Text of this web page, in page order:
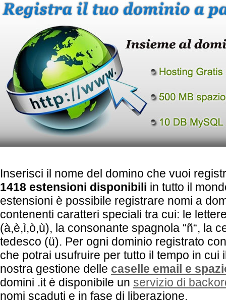
Inserisci il nome del domino che vuoi
1418 estensioni disponibili in tutto il
estensioni è possibile registrare nomi a
contenenti caratteri speciali tra cui: le
(à,è,ì,ò,ù), la consonante spagnola “ñ“, la
tedesco (ü). Per ogni dominio registrato
che potrai usufruire per tutto il tempo in cui
nostra gestione delle caselle email e
domini .it è disponibile un servizio di
nomi scaduti e in fase di liberazione.